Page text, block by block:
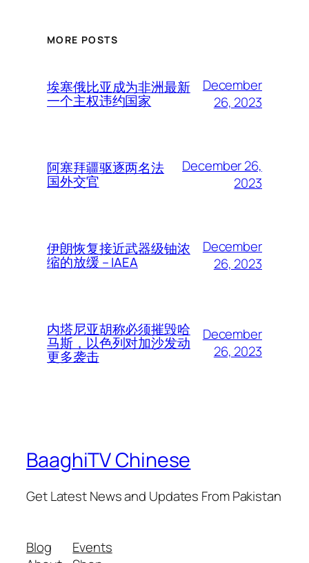
MORE POSTS
埃塞俄比亚成为非洲最新
一个主权违约国家
December
26, 2023
阿塞拜疆驱逐两名法
国外交官
December 26,
2023
伊朗恢复接近武器级铀浓
缩的放缓 – IAEA
December
26, 2023
内塔尼亚胡称必须摧毁哈
马斯，以色列对加沙发动
更多袭击
December
26, 2023
BaaghiTV Chinese
Get Latest News and Updates From Pakistan
Blog
Events